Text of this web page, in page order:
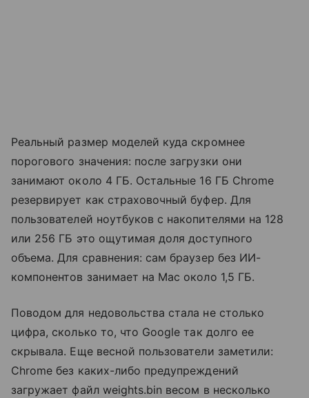
Реальный размер моделей куда скромнее
порогового значения: после загрузки они
занимают около 4 ГБ. Остальные 16 ГБ Chrome
резервирует как страховочный буфер. Для
пользователей ноутбуков с накопителями на 128
или 256 ГБ это ощутимая доля доступного
объема. Для сравнения: сам браузер без ИИ-
компонентов занимает на Mac около 1,5 ГБ.
Поводом для недовольства стала не столько
цифра, сколько то, что Google так долго ее
скрывала. Еще весной пользователи заметили:
Chrome без каких-либо предупреждений
загружает файл weights.bin весом в несколько